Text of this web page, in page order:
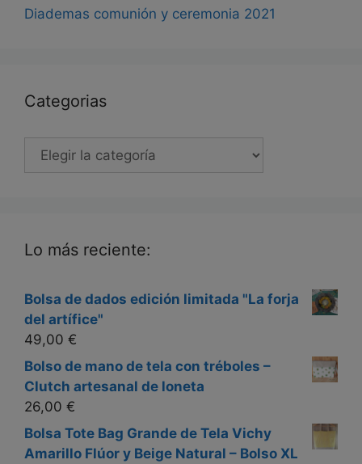
Diademas comunión y ceremonia 2021
Categorias
Categorias
Lo más reciente:
Bolsa de dados edición limitada "La forja
del artífice"
49,00 €
Bolso de mano de tela con tréboles –
Clutch artesanal de loneta
26,00 €
Bolsa Tote Bag Grande de Tela Vichy
Amarillo Flúor y Beige Natural – Bolso XL